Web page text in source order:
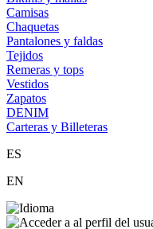
Camisas
Chaquetas
Pantalones y faldas
Tejidos
Remeras y tops
Vestidos
Zapatos
DENIM
Carteras y Billeteras
ES
EN